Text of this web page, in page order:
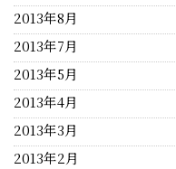
2013年8月
2013年7月
2013年5月
2013年4月
2013年3月
2013年2月